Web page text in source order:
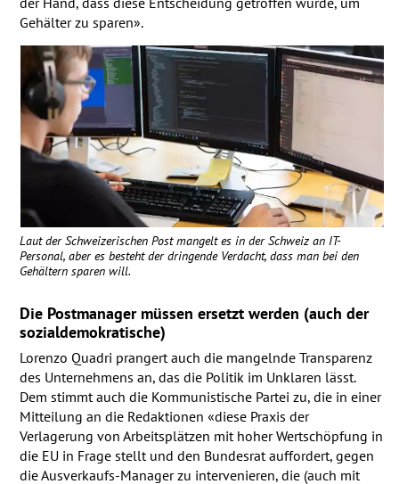
Gehälter zu sparen».
Laut der Schweizerischen Post mangelt es in der Schweiz an IT-
Personal, aber es besteht der dringende Verdacht, dass man bei den
Gehältern sparen will.
Die Postmanager müssen ersetzt werden (auch der
sozialdemokratische)
Lorenzo Quadri prangert auch die mangelnde Transparenz
des Unternehmens an, das die Politik im Unklaren lässt.
Dem stimmt auch die Kommunistische Partei zu, die in einer
Mitteilung an die Redaktionen «diese Praxis der
Verlagerung von Arbeitsplätzen mit hoher Wertschöpfung in
die EU in Frage stellt und den Bundesrat auffordert, gegen
die Ausverkaufs-Manager zu intervenieren, die (auch mit